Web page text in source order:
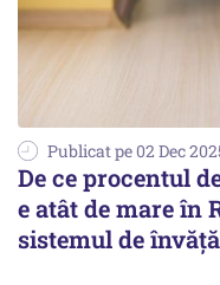
Publicat pe 02 Dec
De ce procentul
e atât de mare în
sistemul de